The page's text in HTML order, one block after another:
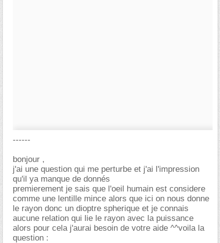
------
bonjour ,
j'ai une question qui me perturbe et j'ai l'impression
qu'il ya manque de donnés
premierement je sais que l'oeil humain est considere
comme une lentille mince alors que ici on nous donne
le rayon donc un dioptre spherique et je connais
aucune relation qui lie le rayon avec la puissance
alors pour cela j'aurai besoin de votre aide ^^voila la
question :